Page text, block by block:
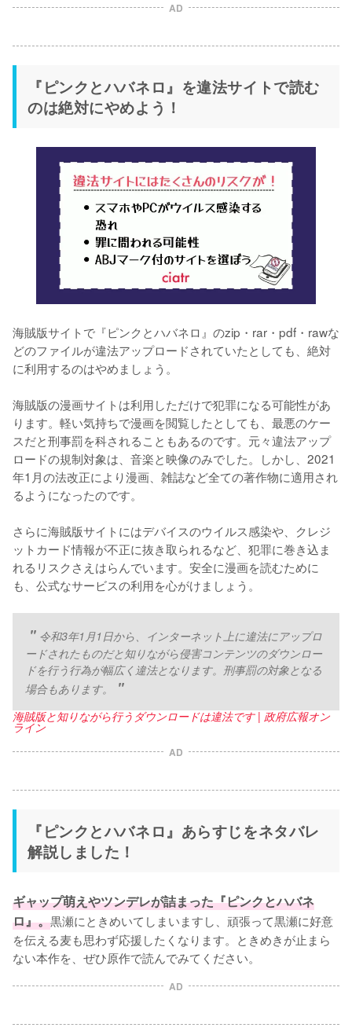
AD
『ピンクとハバネロ』を違法サイトで読む
のは絶対にやめよう！
海賊版サイトで『ピンクとハバネロ』のzip・rar・pdf・rawな
どのファイルが違法アップロードされていたとしても、絶対
に利用するのはやめましょう。
海賊版の漫画サイトは利用しただけで犯罪になる可能性があ
ります。軽い気持ちで漫画を閲覧したとしても、最悪のケー
スだと刑事罰を科されることもあるのです。元々違法アップ
ロードの規制対象は、音楽と映像のみでした。しかし、2021
年1月の法改正により漫画、雑誌など全ての著作物に適用され
るようになったのです。
さらに海賊版サイトにはデバイスのウイルス感染や、クレジ
ットカード情報が不正に抜き取られるなど、犯罪に巻き込ま
れるリスクさえはらんでいます。安全に漫画を読むために
も、公式なサービスの利用を心がけましょう。
令和3年1月1日から、インターネット上に違法にアップロ
ードされたものだと知りながら侵害コンテンツのダウンロー
ドを行う行為が幅広く違法となります。刑事罰の対象となる
場合もあります。
海賊版と知りながら行うダウンロードは違法です | 政府広報オン
ライン
AD
『ピンクとハバネロ』あらすじをネタバレ
解説しました！
ギャップ萌えやツンデレが詰まった『ピンクとハバネ
ロ』。黒瀬にときめいてしまいますし、頑張って黒瀬に好意
を伝える麦も思わず応援したくなります。ときめきが止まら
ない本作を、ぜひ原作で読んでみてください。
AD